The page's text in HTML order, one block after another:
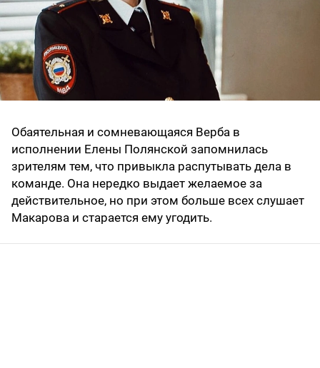
Обаятельная и сомневающаяся Верба в
исполнении Елены Полянской запомнилась
зрителям тем, что привыкла распутывать дела в
команде. Она нередко выдает желаемое за
действительное, но при этом больше всех слушает
Макарова и старается ему угодить.